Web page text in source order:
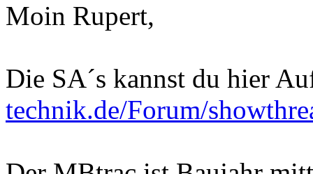
Moin Rupert,
Die SA´s kannst du hier
technik.de/Forum/